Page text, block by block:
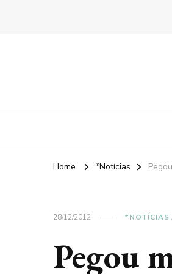
Home *Notícias
28/12/2012 *NOTÍCIAS
Pegou